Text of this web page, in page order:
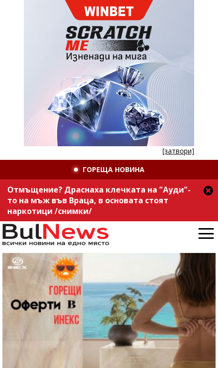
[затвори]
ГОРЕЩА НОВИНА
Отмъщение? Драснаха клечката на "Ауди"-
то на мъж във Враца, в основата стоят
наркотици /снимки/